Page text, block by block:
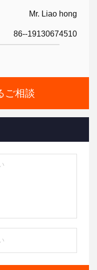
Mr. Liao hong
86--19130674510
ご相談